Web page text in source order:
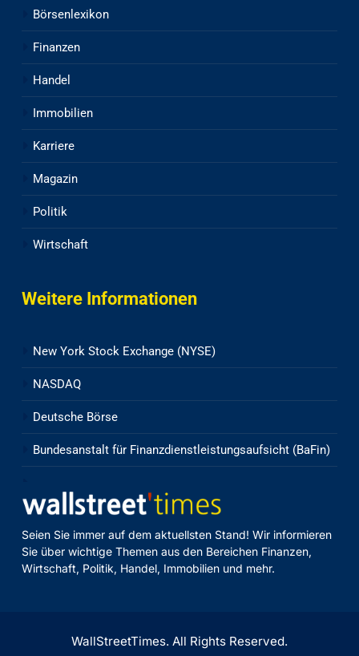
Börsenlexikon
Finanzen
Handel
Immobilien
Karriere
Magazin
Politik
Wirtschaft
Weitere Informationen
New York Stock Exchange (NYSE)
NASDAQ
Deutsche Börse
Bundesanstalt für Finanzdienstleistungsaufsicht (BaFin)
Seien Sie immer auf dem aktuellsten Stand! Wir informieren
Sie über wichtige Themen aus den Bereichen Finanzen,
Wirtschaft, Politik, Handel, Immobilien und mehr.
WallStreetTimes. All Rights Reserved.